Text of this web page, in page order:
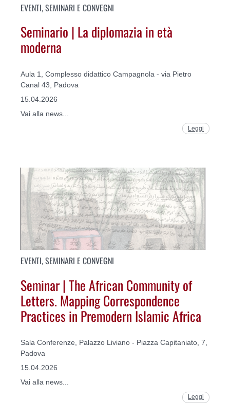
EVENTI, SEMINARI E CONVEGNI
Seminario | La diplomazia in età
moderna
Aula 1, Complesso didattico Campagnola - via Pietro
Canal 43, Padova
15.04.2026
Vai alla news...
Leggi
EVENTI, SEMINARI E CONVEGNI
Seminar | The African Community of
Letters. Mapping Correspondence
Practices in Premodern Islamic Africa
Sala Conferenze, Palazzo Liviano - Piazza Capitaniato, 7,
Padova
15.04.2026
Vai alla news...
Leggi